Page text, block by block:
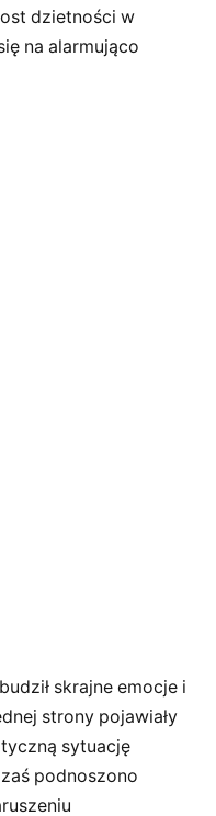
dzietności w
na alarmująco
skrajne emocje i
strony pojawiały
sytuację
podnoszono